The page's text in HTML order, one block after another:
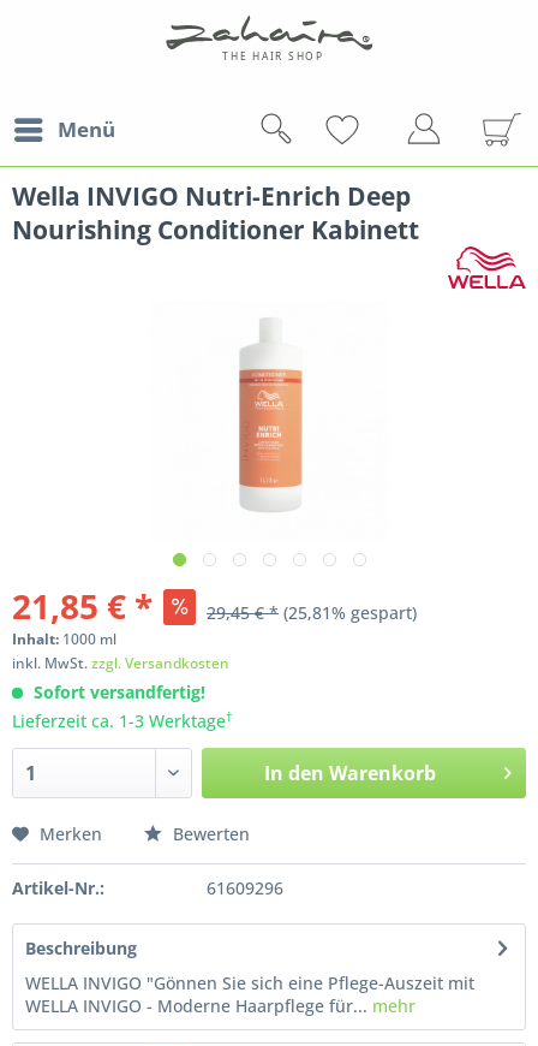
Menü
Wella INVIGO Nutri-Enrich Deep
Nourishing Conditioner Kabinett
21,85 € * 29,45 € * (25,81% gespart)
Inhalt: 1000 ml
inkl. MwSt.zzgl. Versandkosten
Sofort versandfertig!
Lieferzeit ca. 1-3 Werktage†
In den Warenkorb
Merken Bewerten
Artikel-Nr.: 61609296
Beschreibung
WELLA INVIGO "Gönnen Sie sich eine Pflege-Auszeit mit
WELLA INVIGO - Moderne Haarpflege für... mehr